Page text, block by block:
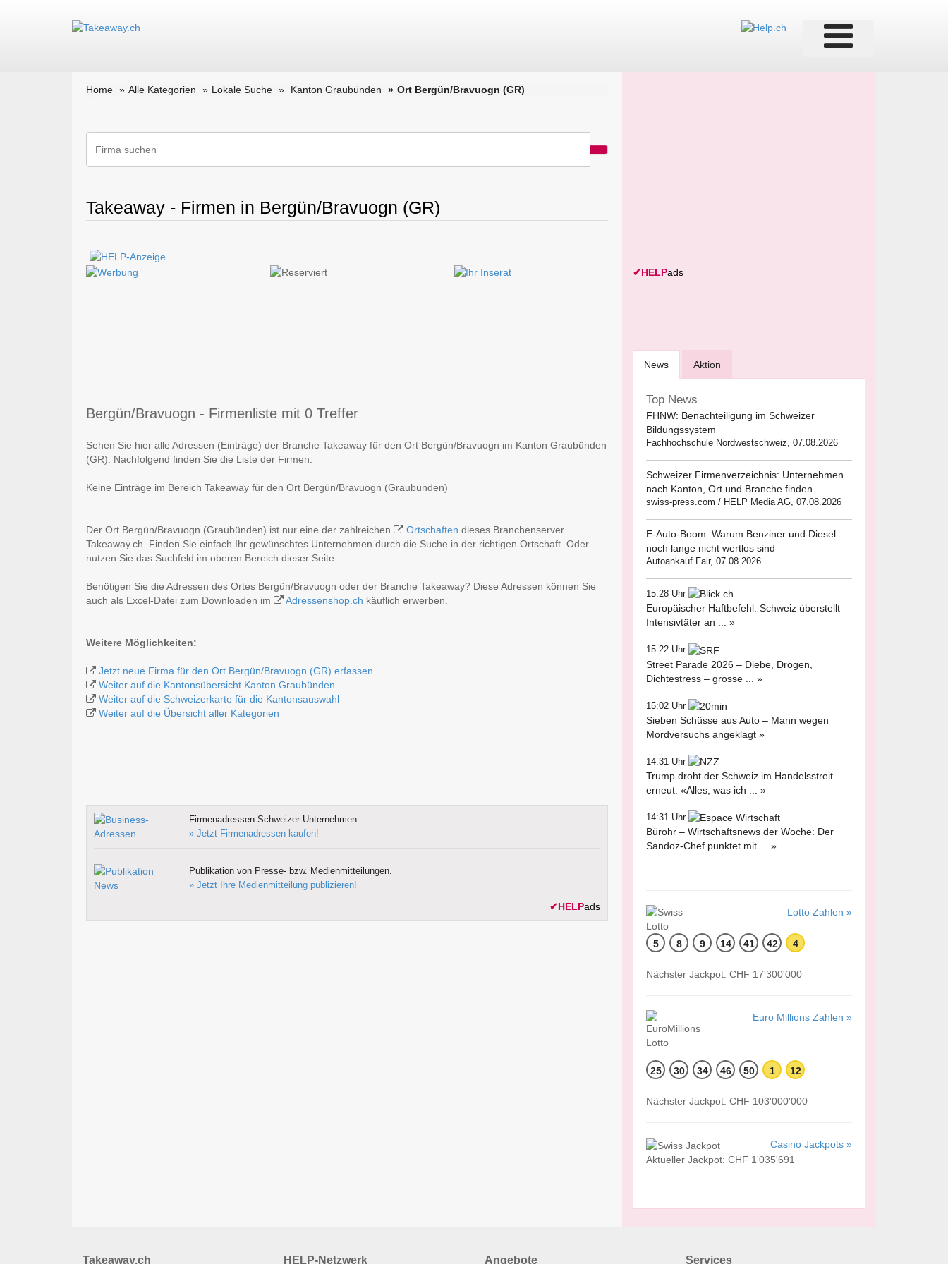
Home Alle Kategorien Lokale Suche Kanton Graubünden Ort Bergün/Bravuogn (GR)
Takeaway - Firmen in Bergün/Bravuogn (GR)
Bergün/Bravuogn - Firmenliste mit 0 Treffer
Sehen Sie hier alle Adressen (Einträge) der Branche Takeaway für den Ort Bergün/Bravuogn im Kanton Graubünden
(GR). Nachfolgend finden Sie die Liste der Firmen.
Keine Einträge im Bereich Takeaway für den Ort Bergün/Bravuogn (Graubünden)
Der Ort Bergün/Bravuogn (Graubünden) ist nur eine der zahlreichen Ortschaften dieses Branchenserver
Takeaway.ch. Finden Sie einfach Ihr gewünschtes Unternehmen durch die Suche in der richtigen Ortschaft. Oder
nutzen Sie das Suchfeld im oberen Bereich dieser Seite.
Benötigen Sie die Adressen des Ortes Bergün/Bravuogn oder der Branche Takeaway? Diese Adressen können Sie
auch als Excel-Datei zum Downloaden im
Adressenshop.ch käuflich erwerben.
Weitere Möglichkeiten:
Jetzt neue Firma für den Ort Bergün/Bravuogn (GR) erfassen
Weiter auf die Kantonsübersicht Kanton Graubünden
Weiter auf die Schweizerkarte für die Kantonsauswahl
Weiter auf die Übersicht aller Kategorien
Firmenadressen Schweizer Unternehmen.
» Jetzt Firmenadressen kaufen!
Publikation von Presse- bzw. Medienmitteilungen.
» Jetzt Ihre Medienmitteilung publizieren!
✔HELPads
✔HELPads
News Aktion
Top News
FHNW: Benachteiligung im Schweizer
Bildungssystem
Fachhochschule Nordwestschweiz, 07.08.2026
Schweizer Firmenverzeichnis: Unternehmen
nach Kanton, Ort und Branche finden
swiss-press.com / HELP Media AG, 07.08.2026
E-Auto-Boom: Warum Benziner und Diesel
noch lange nicht wertlos sind
Autoankauf Fair, 07.08.2026
15:28 Uhr
Europäischer Haftbefehl: Schweiz überstellt
Intensivtäter an ... »
15:22 Uhr
Street Parade 2026 – Diebe, Drogen,
Dichtestress – grosse ... »
15:02 Uhr
Sieben Schüsse aus Auto – Mann wegen
Mordversuchs angeklagt »
14:31 Uhr
Trump droht der Schweiz im Handelsstreit
erneut: «Alles, was ich ... »
14:31 Uhr
Bürohr – Wirtschaftsnews der Woche: Der
Sandoz-Chef punktet mit ... »
Lotto Zahlen »
5 8 9 14 41 42 4
Nächster Jackpot: CHF 17'300'000
Euro Millions Zahlen »
25 30 34 46 50 1 12
Nächster Jackpot: CHF 103'000'000
Casino Jackpots »
Aktueller Jackpot: CHF 1'035'691
Takeaway.ch HELP-Netzwerk Angebote Services